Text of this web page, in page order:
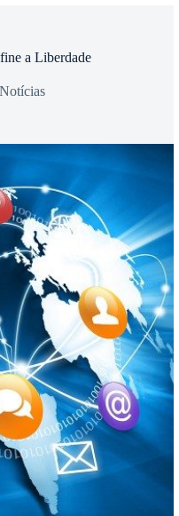
a Liberdade
Notícias